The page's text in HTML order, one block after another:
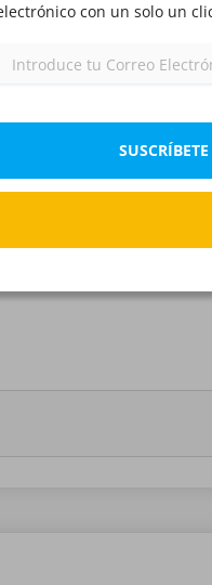
Preguntas mixtas
con un solo un